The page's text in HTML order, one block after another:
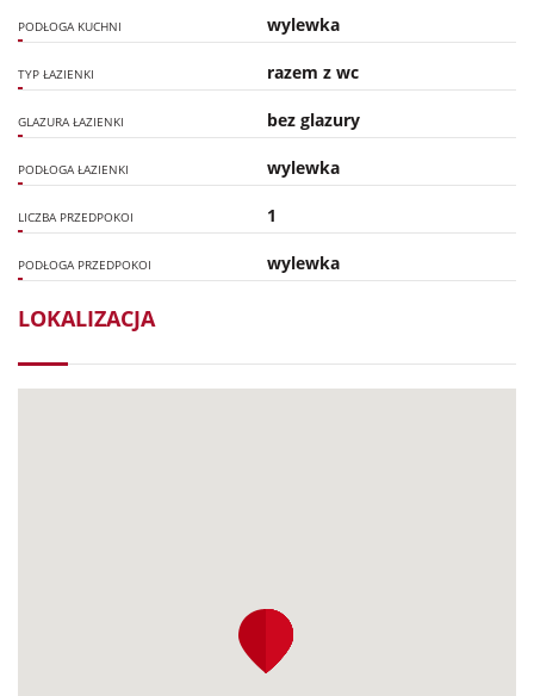
PODŁOGA KUCHNI wylewka
TYP ŁAZIENKI razem z wc
GLAZURA ŁAZIENKI bez glazury
PODŁOGA ŁAZIENKI wylewka
LICZBA PRZEDPOKOI 1
PODŁOGA PRZEDPOKOI wylewka
LOKALIZACJA